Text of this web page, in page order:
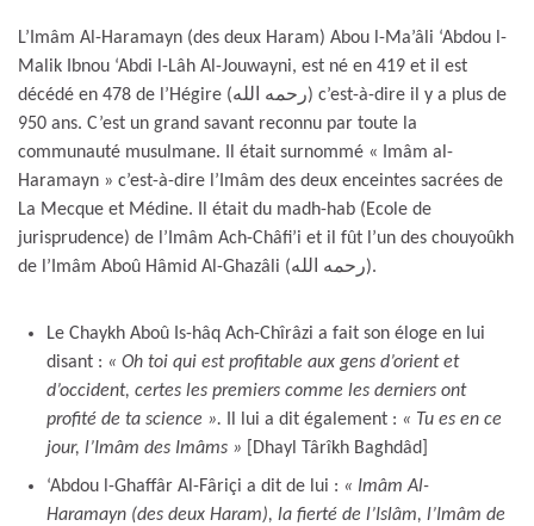
L’Imâm Al-Haramayn (des deux Haram) Abou l-Ma’âli ‘Abdou l-
Malik Ibnou ‘Abdi l-Lâh Al-Jouwayni, est né en 419 et il est
décédé en 478 de l’Hégire (رحمه الله) c’est-à-dire il y a plus de
950 ans. C’est un grand savant reconnu par toute la
communauté musulmane. Il était surnommé « Imâm al-
Haramayn » c’est-à-dire l’Imâm des deux enceintes sacrées de
La Mecque et Médine. Il était du madh-hab (Ecole de
jurisprudence) de l’Imâm Ach-Châfi’i et il fût l’un des chouyoûkh
de l’Imâm Aboû Hâmid Al-Ghazâli (رحمه الله).
Le Chaykh Aboû Is-hâq Ach-Chîrâzi a fait son éloge en lui
disant : « Oh toi qui est profitable aux gens d’orient et
d’occident, certes les premiers comme les derniers ont
profité de ta science ».
Il lui a dit également : « Tu es en ce
jour, l’Imâm des Imâms » [Dhayl Târîkh Baghdâd]
‘Abdou l-Ghaffâr Al-Fâriçi a dit de lui : « Imâm Al-
Haramayn (des deux Haram), la fierté de l’Islâm, l’Imâm de